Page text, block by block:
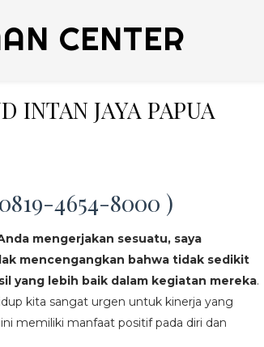
CENTER
INTAN JAYA PAPUA
4654-8000 )
mengerjakan sesuatu, saya
mencengangkan bahwa tidak sedikit
yang lebih baik dalam kegiatan mereka.
kita sangat urgen untuk kinerja yang
memiliki manfaat positif pada diri dan